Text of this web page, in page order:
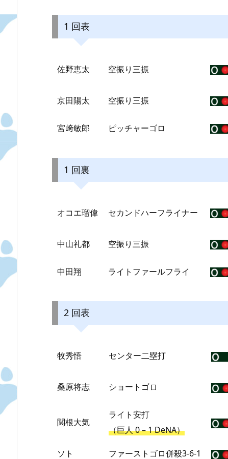
1 回表
佐野恵太 空振り三振
京田陽太 空振り三振
宮﨑敏郎 ピッチャーゴロ
1 回裏
オコエ瑠偉 セカンドハーフライナー
中山礼都 空振り三振
中田翔 ライトファールフライ
2 回表
牧秀悟 センター二塁打
桑原将志 ショートゴロ
関根大気
ライト安打
（巨人 0 – 1 DeNA）
ソト ファーストゴロ併殺3-6-1